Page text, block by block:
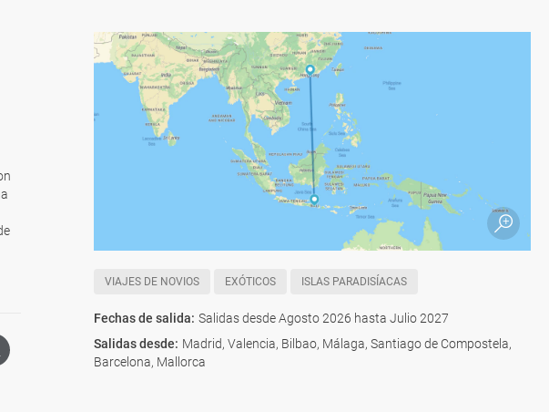
VIAJES DE NOVIOS EXÓTICOS ISLAS PARADISÍACAS
Fechas de salida: Salidas desde Agosto 2026 hasta Julio 2027
Salidas desde: Madrid, Valencia, Bilbao, Málaga, Santiago de Compostela,
Barcelona, Mallorca